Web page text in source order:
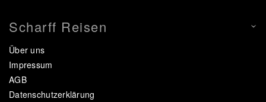
Scharff Reisen
Über uns
Impressum
AGB
Datenschutzerklärung